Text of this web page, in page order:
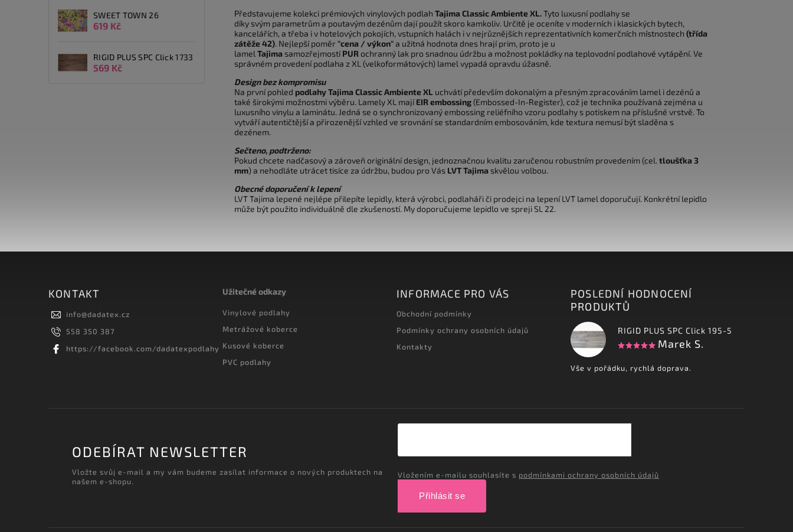
SWEET TOWN 26
619 Kč
RIGID PLUS SPC Click 1733
569 Kč
Představujeme kolekci prémiových vinylových podlah Tajima Classic Ambiente XL.Tyto luxusní podlahy se
díky svým parametrům a poutavým dezénům dají použít skoro kamkoliv. Určitě je oceníte v moderních i klasických bytech,
kancelářích, a třeba i v hotelových pokojích, vstupních halách i v nejrůznějších reprezentativních komerčních místnostech (třída
zátěže 42). Nejlepší poměr"cena / výkon"a užitná hodnota dnes hrají prim, proto je u
lamel Tajima samozřejmostí PURochranný lak pro snadnou údržbu a možnost pokládky na teplovodní podlahové vytápění. Ve
správném provedení podlaha z XL (velkoformátových) lamel vypadá opravdu úžasně.
Design bez kompromisu
Na první pohled podlahy Tajima Classic Ambiente XL uchvátí především dokonalým a přesným zpracováním lamel i dezénů a
také širokými možnostmi výběru. Lamely XL mají EIR embossing(Embossed-In-Register), což je technika používaná zejména u
luxusního vinylu a laminátu. Jedná se o synchronizovaný embossing reliéfního vzoru podlahy s potiskem na příslušné vrstvě. To
vytváří autentičtější a přirozenější vzhled ve srovnání se standardním embosováním, kde textura nemusí být sladěna s
dezénem.
Sečteno, podtrženo:
Pokud chcete nadčasový a zároveň originální design, jednoznačnou kvalitu zaručenou robustním provedením (cel. tloušťka 3
mm) a nehodláte utrácet tisíce za údržbu, budou pro Vás LVT Tajima skvělou volbou.
Obecné doporučení k lepení
LVT Tajima lepené nejlépe přilepíte lepidly, která výrobci, podlaháři či prodejci na lepení LVT lamel doporučují. Konkrétní lepidlo
může být použito individuálně dle zkušeností. My doporučujeme lepidlo ve spreji SL 22.
KONTAKT
info@dadatex.cz
558 350 387
https://facebook.com/dadatexpodlahy
Užitečné odkazy
Vinylové podlahy
Metrážové koberce
Kusové koberce
PVC podlahy
INFORMACE PRO VÁS
Obchodní podmínky
Podmínky ochrany osobních údajů
Kontakty
POSLEDNÍ HODNOCENÍ
PRODUKTŮ
RIGID PLUS SPC Click 195-5
Marek S.
Vše v pořádku, rychlá doprava.
ODEBÍRAT NEWSLETTER
Vložte svůj e-mail a my vám budeme zasílat informace o nových produktech na
našem e-shopu.
Vložením e-mailu souhlasíte s podmínkami ochrany osobních údajů
Přihlásit se